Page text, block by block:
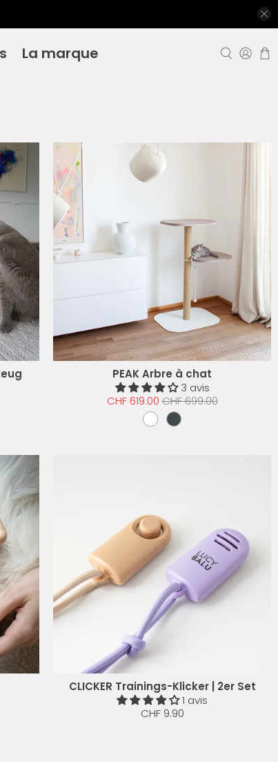
La marque
PEAK Arbre à chat
3 avis
CHF 619.00 CHF 699.00
CLICKER Trainings-Klicker | 2er Set
1 avis
CHF 9.90